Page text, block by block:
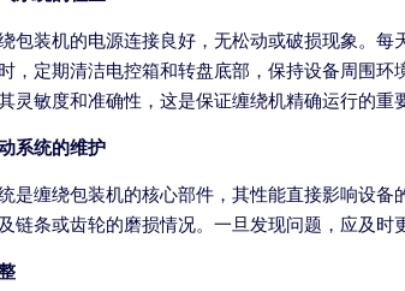
包装机的电源连接良好，无松动或破损现象。
，定期清洁电控箱和转盘底部，保持设备周围
灵敏度和准确性，这是保证缠绕机精确运行的重
系统的维护
是缠绕包装机的核心部件，其性能直接影响设
链条或齿轮的磨损情况。一旦发现问题，应及时